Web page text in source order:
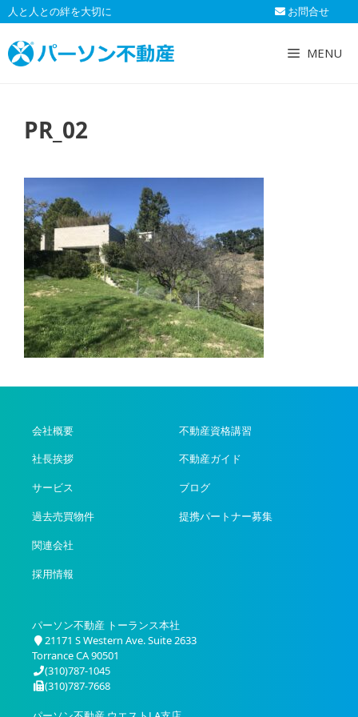
コ
ン
テ
ン
人と人との絆を大切に お問合せ
MENU
PR_02
会社概要
社長挨拶
サービス
過去売買物件
関連会社
採用情報
不動産資格講習
不動産ガイド
ブログ
提携パートナー募集
パーソン不動産 トーランス本社
21171 S Western Ave. Suite 2633
Torrance CA 90501
(310)787-1045
(310)787-7668